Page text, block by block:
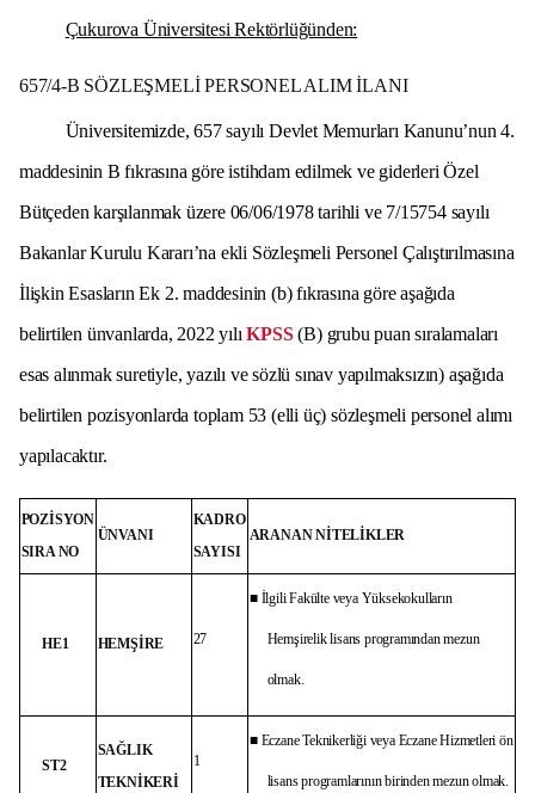
Çukurova Üniversitesi Rektörlüğünden:
657/4-B SÖZLEŞMELİ PERSONEL ALIM İLANI
Üniversitemizde, 657 sayılı Devlet Memurları Kanunu’nun 4.
maddesinin B fıkrasına göre istihdam edilmek ve giderleri Özel
Bütçeden karşılanmak üzere 06/06/1978 tarihli ve 7/15754 sayılı
Bakanlar Kurulu Kararı’na ekli Sözleşmeli Personel Çalıştırılmasına
İlişkin Esasların Ek 2. maddesinin (b) fıkrasına göre aşağıda
belirtilen ünvanlarda, 2022 yılıKPSS(B) grubu puan sıralamaları
esas alınmak suretiyle, yazılı ve sözlü sınav yapılmaksızın) aşağıda
belirtilen pozisyonlarda toplam 53 (elli üç) sözleşmeli personel alımı
yapılacaktır.
POZİSYON
SIRA NO
ÜNVANI
KADRO
SAYISI
ARANAN NİTELİKLER
HE1 HEMŞİRE 27
■ İlgili Fakülte veya Yüksekokulların
Hemşirelik lisans programından mezun
olmak.
ST2
SAĞLIK
TEKNİKERİ
1
■ Eczane Teknikerliği veya Eczane Hizmetleri ön
lisans programlarının birinden mezun olmak.